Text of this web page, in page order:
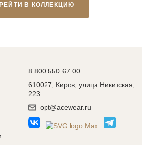
В КОЛЛЕКЦИЮ
8 800 550-67-00
610027, Киров, улица Никитская,
223
opt@acewear.ru